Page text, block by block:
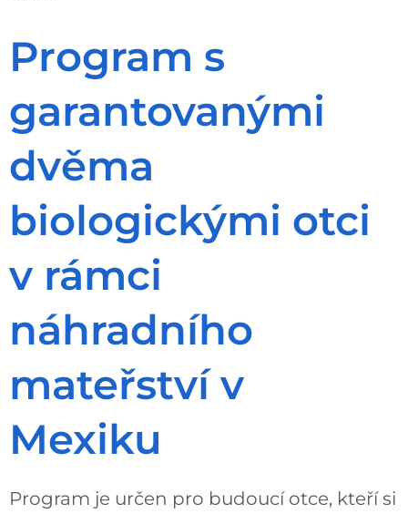
Program s
garantovanými
dvěma
biologickými otci
v rámci
náhradního
mateřství v
Mexiku
Program je určen pro budoucí otce, kteří si